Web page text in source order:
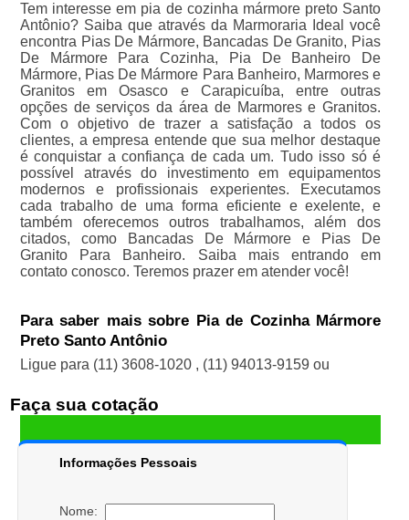
Tem interesse em pia de cozinha mármore preto Santo
Antônio? Saiba que através da Marmoraria Ideal você
encontra Pias De Mármore, Bancadas De Granito, Pias
De Mármore Para Cozinha, Pia De Banheiro De
Mármore, Pias De Mármore Para Banheiro, Marmores e
Granitos em Osasco e Carapicuíba, entre outras
opções de serviços da área de Marmores e Granitos.
Com o objetivo de trazer a satisfação a todos os
clientes, a empresa entende que sua melhor destaque
é conquistar a confiança de cada um. Tudo isso só é
possível através do investimento em equipamentos
modernos e profissionais experientes. Executamos
cada trabalho de uma forma eficiente e exelente, e
também oferecemos outros trabalhamos, além dos
citados, como Bancadas De Mármore e Pias De
Granito Para Banheiro. Saiba mais entrando em
contato conosco. Teremos prazer em atender você!
Para saber mais sobre Pia de Cozinha Mármore
Preto Santo Antônio
Ligue para (11) 3608-1020 , (11) 94013-9159 ou
Faça sua cotação
Informações Pessoais
Nome: